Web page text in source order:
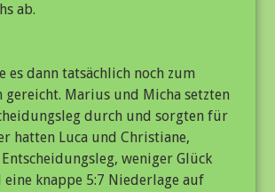
ab.
es dann tatsächlich noch zum
gereicht. Marius und Micha setzten
durch und sorgten für
hatten Luca und Christiane,
weniger Glück
eine knappe 5:7 Niederlage auf